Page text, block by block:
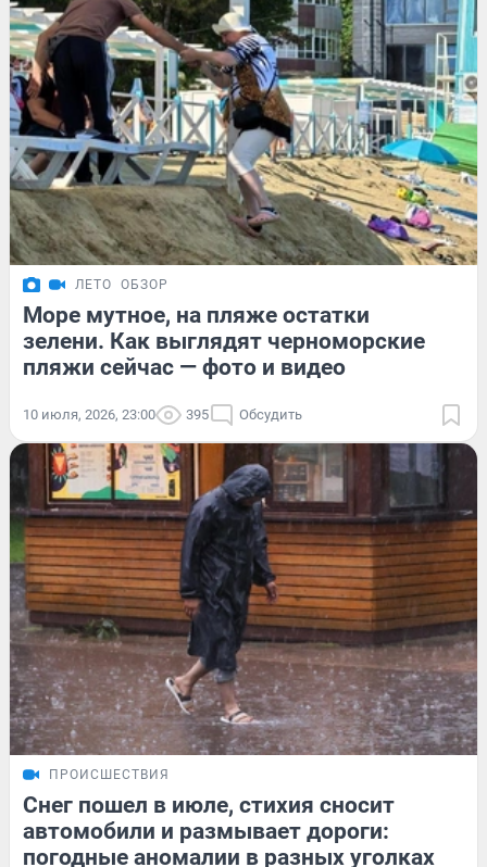
ЛЕТО ОБЗОР
Море мутное, на пляже остатки
зелени. Как выглядят черноморские
пляжи сейчас — фото и видео
10 июля, 2026, 23:00 395 Обсудить
ПРОИСШЕСТВИЯ
Снег пошел в июле, стихия сносит
автомобили и размывает дороги:
погодные аномалии в разных уголках